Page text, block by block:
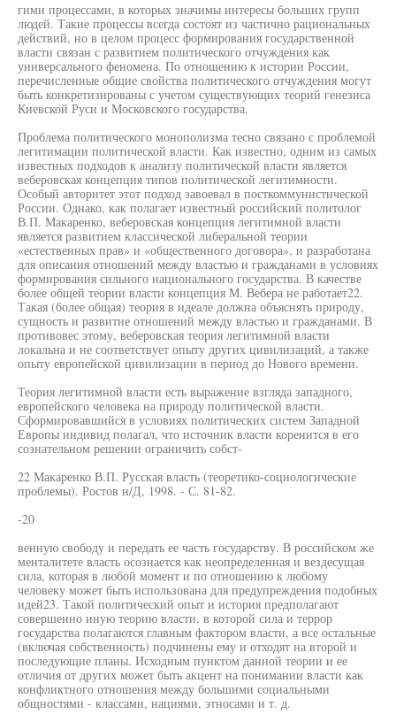
гими процессами, в которых значимы интересы больших групп
людей. Такие процессы всегда состоят из частично рациональных
действий, но в целом процесс формирования государственной
власти связан с развитием политического отчуждения как
универсального феномена. По отношению к истории России,
перечисленные общие свойства политического отчуждения могут
быть конкретизированы с учетом существующих теорий генезиса
Киевской Руси и Московского государства.
Проблема политического монополизма тесно связано с проблемой
легитимации политической власти. Как известно, одним из самых
известных подходов к анализу политической власти является
веберовская концепция типов политической легитимности.
Особый авторитет этот подход завоевал в посткоммунистической
России. Однако, как полагает известный российский политолог
В.П. Макаренко, веберовская концепция легитимной власти
является развитием классической либеральной теории
«естественных прав» и «общественного договора», и разработана
для описания отношений между властью и гражданами в условиях
формирования сильного национального государства. В качестве
более общей теории власти концепция М. Вебера не работает22.
Такая (более общая) теория в идеале должна объяснять природу,
сущность и развитие отношений между властью и гражданами. В
противовес этому, веберовская теория легитимной власти
локальна и не соответствует опыту других цивилизаций, а также
опыту европейской цивилизации в период до Нового времени.
Теория легитимной власти есть выражение взгляда западного,
европейского человека на природу политической власти.
Сформировавшийся в условиях политических систем Западной
Европы индивид полагал, что источник власти коренится в его
сознательном решении ограничить собст-
22 Макаренко В.П. Русская власть (теоретико-социологические
проблемы). Ростов н/Д, 1998. - С. 81-82.
-20
венную свободу и передать ее часть государству. В российском же
менталитете власть осознается как неопределенная и вездесущая
сила, которая в любой момент и по отношению к любому
человеку может быть использована для предупреждения подобных
идей23. Такой политический опыт и история предполагают
совершенно иную теорию власти, в которой сила и террор
государства полагаются главным фактором власти, а все остальные
(включая собственность) подчинены ему и отходят на второй и
последующие планы. Исходным пунктом данной теории и ее
отличия от других может быть акцент на понимании власти как
конфликтного отношения между большими социальными
общностями - классами, нациями, этносами и т. д.